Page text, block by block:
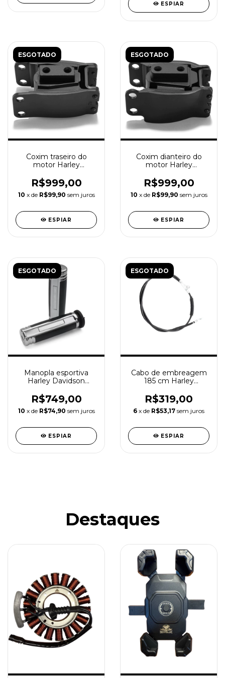
ESPIAR
ESGOTADO
Coxim traseiro do
motor Harley
R$999,00
10 x de R$99,90 sem juros
ESPIAR
ESGOTADO
Coxim dianteiro do
motor Harley
R$999,00
10 x de R$99,90 sem juros
ESPIAR
ESGOTADO
Manopla esportiva
Harley Davidson
crom
R$749,00
10 x de R$74,90 sem juros
ESPIAR
ESGOTADO
Cabo de embreagem
185 cm Harley
13
R$319,00
6 x de R$53,17 sem juros
ESPIAR
Destaques